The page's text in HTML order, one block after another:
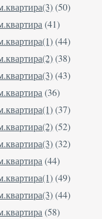
(50)
(41)
(44)
(38)
(43)
(36)
(37)
(52)
(32)
(44)
(49)
(44)
(58)